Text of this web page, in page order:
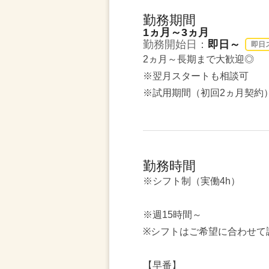
勤務期間
1ヵ月～3ヵ月
勤務開始日： 即日～ 即日
2ヵ月～長期まで大歓迎◎
※翌月スタートも相談可
※試用期間（初回2ヵ月契約）
勤務時間
※シフト制（実働4h）
※週15時間～
※シフトはご希望に合わせて
【早番】